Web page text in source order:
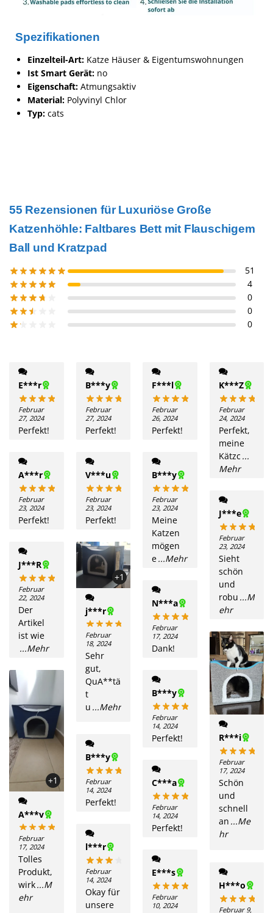
Spezifikationen
Einzelteil-Art: Katze Häuser & Eigentumswohnungen
Ist Smart Gerät: no
Eigenschaft: Atmungsaktiv
Material: Polyvinyl Chlor
Typ: cats
55 Rezensionen fürLuxuriöse Große
Katzenhöhle: Faltbares Bett mit Flauschigem
Ball und Kratzpad
51
4
0
0
0
E***r
Februar
27, 2024
Perfekt!
B***y
Februar
27, 2024
Perfekt!
F***l
Februar
26, 2024
Perfekt!
K***Z
Februar
24, 2024
Perfekt,
meine
Kätzc ...
Mehr
A***r
Februar
23, 2024
Perfekt!
V***u
Februar
23, 2024
Perfekt!
B***y
Februar
23, 2024
Meine
Katzen
mögen
e...Mehr
J***e
Februar
23, 2024
Sieht
schön
und
robu ...M
ehr
J***R
Februar
22, 2024
Der
Artikel
ist wie
...Mehr
+1
j***r
Februar
18, 2024
Sehr
gut,
QuA**tä
t
u ...Mehr
N***a
Februar
17, 2024
Dank!
R***i
Februar
17, 2024
Schön
und
schnell
an ...Me
hr
+1
A***v
Februar
17, 2024
Tolles
Produkt,
wirk...M
ehr
B***y
Februar
14, 2024
Perfekt!
B***y
Februar
14, 2024
Perfekt!
C***a
Februar
14, 2024
Perfekt!
l***r
Februar
14, 2024
Okay für
unsere
E***s
Februar
10, 2024
H***o
Februar 9,